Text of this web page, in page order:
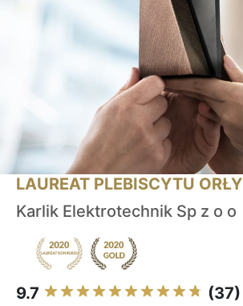
LAUREAT PLEBISCYTU ORŁY
Karlik Elektrotechnik Sp z o o
9.7 (37)